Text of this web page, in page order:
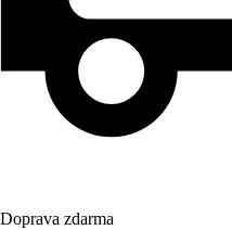
Doprava zdarma